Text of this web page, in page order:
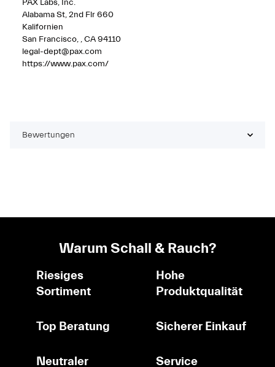
PAX Labs, Inc.
Alabama St, 2nd Flr 660
Kalifornien
San Francisco, , CA 94110
legal-dept@pax.com
https://www.pax.com/
Bewertungen
Warum Schall & Rauch?
Riesiges
Sortiment
Hohe
Produktqualität
Top Beratung Sicherer Einkauf
Neutraler
Service